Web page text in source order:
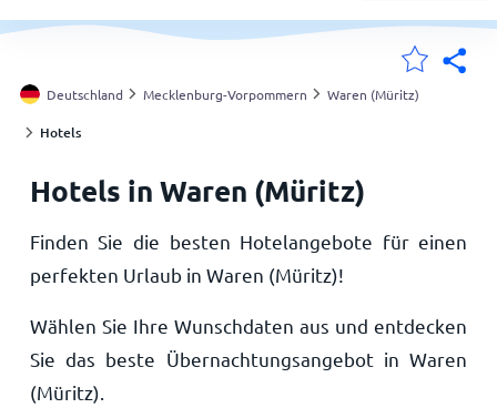
Schweiz
Österreich
Startseite
Deutschland Mecklenburg-Vorpommern Waren (Müritz)
Hotels
Hotels in Waren (Müritz)
Finden Sie die besten Hotelangebote für einen
perfekten Urlaub in Waren (Müritz)!
Wählen Sie Ihre Wunschdaten aus und entdecken
Sie das beste Übernachtungsangebot in Waren
(Müritz).